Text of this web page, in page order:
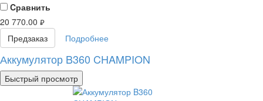
Cравнить
20 770.00 руб.
Предзаказ Подробнее
Аккумулятор B360 CHAMPION
Быстрый просмотр